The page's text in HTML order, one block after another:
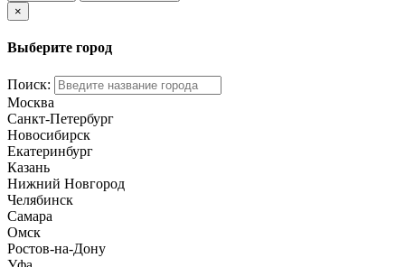
×
Выберите город
Поиск:
Москва
Санкт-Петербург
Новосибирск
Екатеринбург
Казань
Нижний Новгород
Челябинск
Самара
Омск
Ростов-на-Дону